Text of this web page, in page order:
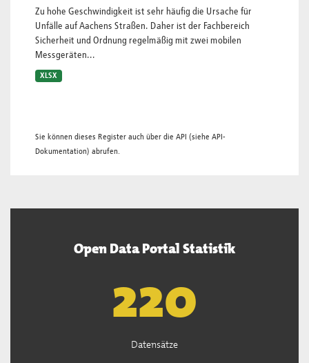
Zu hohe Geschwindigkeit ist sehr häufig die Ursache für
Unfälle auf Aachens Straßen. Daher ist der Fachbereich
Sicherheit und Ordnung regelmäßig mit zwei mobilen
Messgeräten...
XLSX
Sie können dieses Register auch über die API (siehe API-
Dokumentation) abrufen.
Open Data Portal Statistik
221
Datensätze